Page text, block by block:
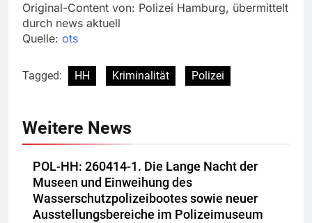
Original-Content von: Polizei Hamburg, übermittelt
durch news aktuell
Quelle: ots
Tagged: HH Kriminalität Polizei
Weitere News
POL-HH: 260414-1. Die Lange Nacht der
Museen und Einweihung des
Wasserschutzpolizeibootes sowie neuer
Ausstellungsbereiche im Polizeimuseum